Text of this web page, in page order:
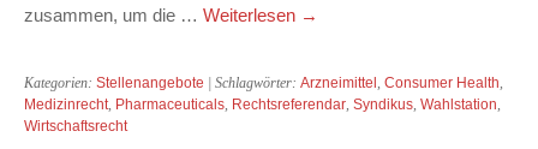
zusammen, um die … Weiterlesen →
Kategorien: Stellenangebote | Schlagwörter: Arzneimittel , Consumer Health,
Medizinrecht, Pharmaceuticals, Rechtsreferendar, Syndikus, Wahlstation,
Wirtschaftsrecht